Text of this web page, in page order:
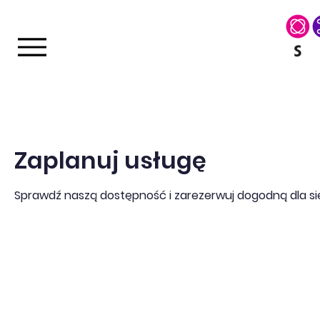
Zaplanuj usługę
Sprawdź naszą dostępność i zarezerwuj dogodną dla